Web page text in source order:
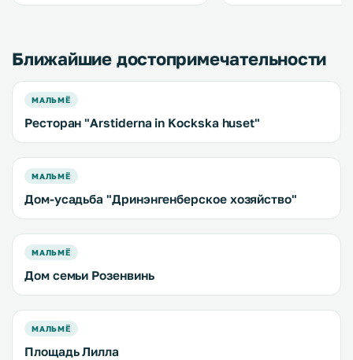
тренажерный зал. .
с бесплатным WiFi и
Ближайшие достопримечательности
МАЛЬМЁ
Ресторан "Аrstiderna in Kockska huset"
МАЛЬМЁ
Дом-усадьба "Дринэнгенберское хозяйство"
МАЛЬМЁ
Дом семьи Розенвинь
МАЛЬМЁ
Площадь Лилла